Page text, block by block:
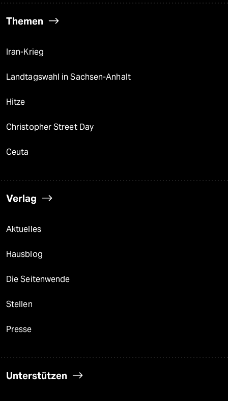
Themen
Iran-Krieg
Landtagswahl in Sachsen-Anhalt
Hitze
Christopher Street Day
Ceuta
Verlag
Aktuelles
Hausblog
Die Seitenwende
Stellen
Presse
Unterstützen